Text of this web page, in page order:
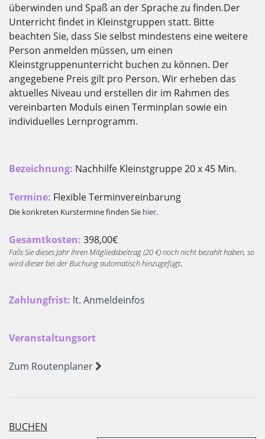
überwinden und Spaß an der Sprache zu finden.Der
Unterricht findet in Kleinstgruppen statt. Bitte
beachten Sie, dass Sie selbst mindestens eine weitere
Person anmelden müssen, um einen
Kleinstgruppenunterricht buchen zu können. Der
angegebene Preis gilt pro Person. Wir erheben das
aktuelles Niveau und erstellen dir im Rahmen des
vereinbarten Moduls einen Terminplan sowie ein
individuelles Lernprogramm.
Bezeichnung: Nachhilfe Kleinstgruppe 20 x 45 Min.
Termine: Flexible Terminvereinbarung
Die konkreten Kurstermine finden Sie hier.
Gesamtkosten: 398,00€
Falls Sie dieses Jahr Ihren Mitgliedsbeitrag (20 €) noch nicht bezahlt haben, so
wird dieser bei der Buchung automatisch hinzugefügt.
Zahlungfrist: lt. Anmeldeinfos
Veranstaltungsort
Zum Routenplaner
BUCHEN